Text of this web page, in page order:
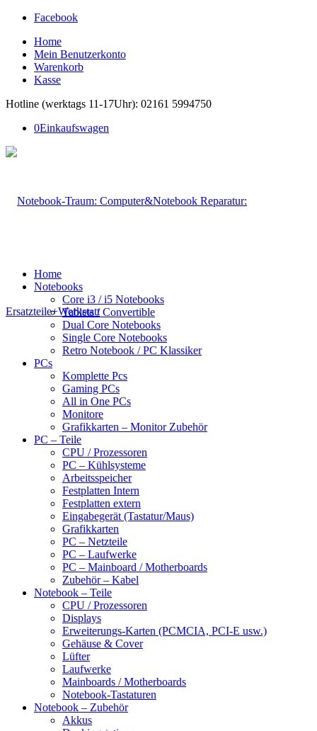
Facebook
Home
Mein Benutzerkonto
Warenkorb
Kasse
Hotline (werktags 11-17Uhr): 02161 5994750
0Einkaufswagen
Home
Notebooks
Core i3 / i5 Notebooks
Tablets / Convertible
Dual Core Notebooks
Single Core Notebooks
Retro Notebook / PC Klassiker
PCs
Komplette Pcs
Gaming PCs
All in One PCs
Monitore
Grafikkarten – Monitor Zubehör
PC – Teile
CPU / Prozessoren
PC – Kühlsysteme
Arbeitsspeicher
Festplatten Intern
Festplatten extern
Eingabegerät (Tastatur/Maus)
Grafikkarten
PC – Netzteile
PC – Laufwerke
PC – Mainboard / Motherboards
Zubehör – Kabel
Notebook – Teile
CPU / Prozessoren
Displays
Erweiterungs-Karten (PCMCIA, PCI-E usw.)
Gehäuse & Cover
Lüfter
Laufwerke
Mainboards / Motherboards
Notebook-Tastaturen
Notebook – Zubehör
Akkus